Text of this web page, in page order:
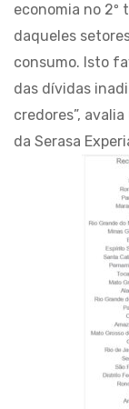
economia no 2º
daqueles
consumo. Isto
das dívidas
credores”,
da Serasa